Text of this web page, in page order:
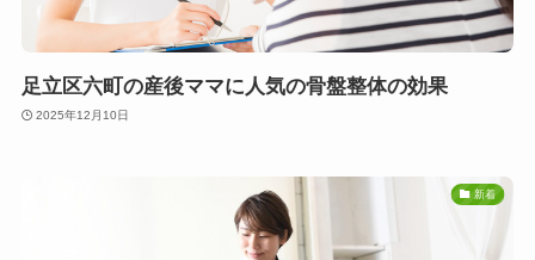
足立区六町の産後ママに人気の骨盤整体の効果
2025年12月10日
新着